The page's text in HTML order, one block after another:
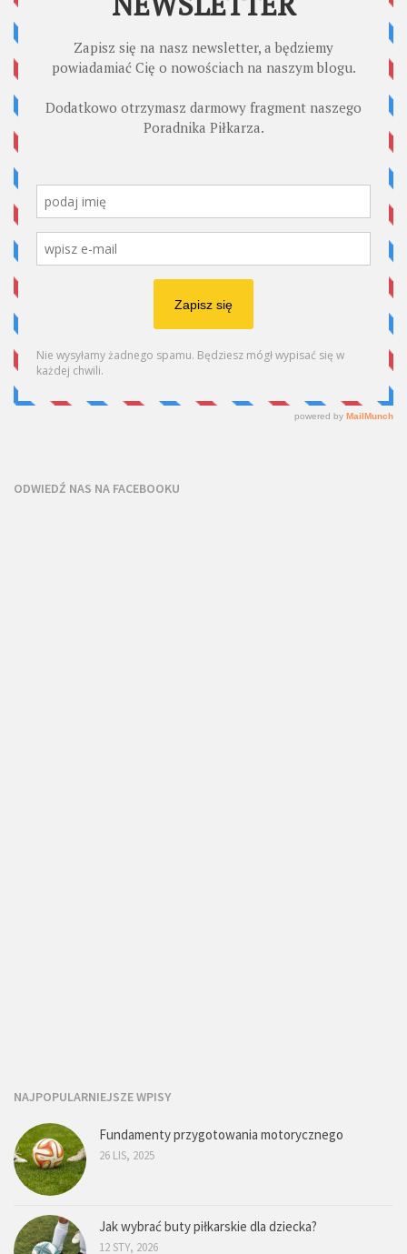
ODWIEDŹ NAS NA FACEBOOKU
NAJPOPULARNIEJSZE WPISY
Fundamenty przygotowania motorycznego
26 LIS, 2025
Jak wybrać buty piłkarskie dla dziecka?
12 STY, 2026